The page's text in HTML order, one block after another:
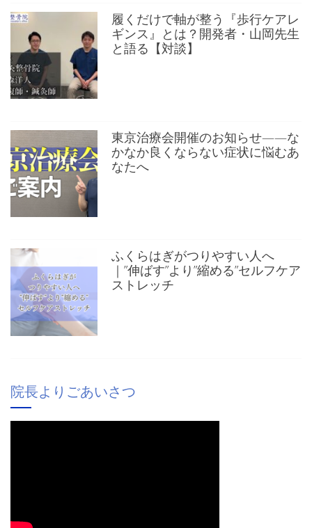
履くだけで軸が整う『歩行ケアレ
ギンス』とは？開発者・山岡先生
と語る【対談】
東京治療会開催のお知らせ——な
かなか良くならない症状に悩むあ
なたへ
ふくらはぎがつりやすい人へ
｜”伸ばす”より”縮める”セルフケア
ストレッチ
院長よりごあいさつ